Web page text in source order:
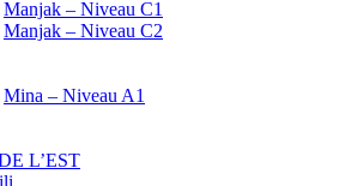
Manjak – Niveau C1
Manjak – Niveau C2
Mina – Niveau A1
L’EST